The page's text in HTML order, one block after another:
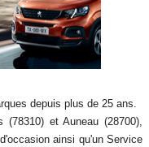
depuis plus de 25 ans.
(78310) et Auneau (28700),
ainsi qu'un Service